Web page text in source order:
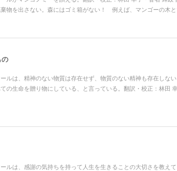
物を出さない。森にはゴミ箱がない！ 例えば、マンゴーの木
ルは、精神のない物質は存在せず、物質のない精神も存在しな
の生命を贈り物にしている、と言っている。翻訳・校正：林田
ルは、感謝の気持ちを持って人生を生きることの大切さを教え